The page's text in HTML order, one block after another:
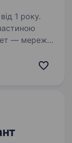
1 року.
— мережі